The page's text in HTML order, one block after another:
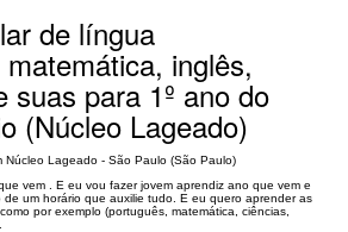
de língua
inglês,
suas para 1º ano do
(Núcleo Lageado)
Núcleo Lageado - São Paulo (São Paulo)
vem . E eu vou fazer jovem aprendiz ano que vem e
de um horário que auxilie tudo. E eu quero aprender as
por exemplo (português, matemática, ciências,